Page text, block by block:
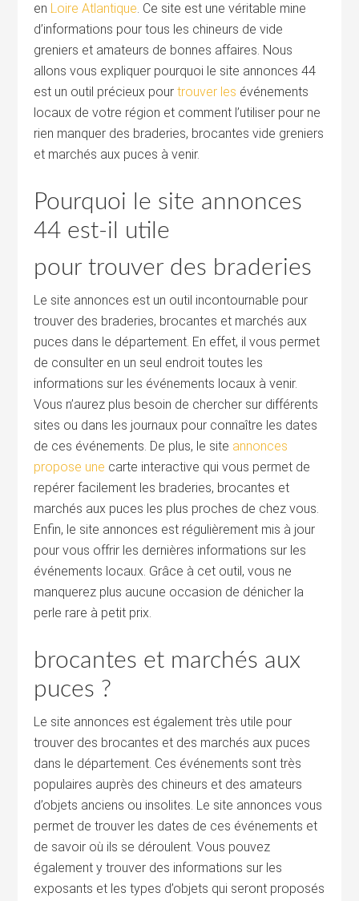
en Loire Atlantique. Ce site est une véritable mine
d’informations pour tous les chineurs de vide
greniers et amateurs de bonnes affaires. Nous
allons vous expliquer pourquoi le site annonces 44
est un outil précieux pourtrouver les événements
locaux de votre région et comment l’utiliser pour ne
rien manquer des braderies, brocantes vide greniers
et marchés aux puces à venir.
Pourquoi le site annonces
44 est-il utile
pour trouver des braderies
Le site annonces est un outil incontournable pour
trouver des braderies, brocantes et marchés aux
puces dans le département. En effet, il vous permet
de consulter en un seul endroit toutes les
informations sur les événements locaux à venir.
Vous n’aurez plus besoin de chercher sur différents
sites ou dans les journaux pour connaître les dates
de ces événements. De plus, le site annonces
propose une carte interactive qui vous permet de
repérer facilement les braderies, brocantes et
marchés aux puces les plus proches de chez vous.
Enfin, le site annonces est régulièrement mis à jour
pour vous offrir les dernières informations sur les
événements locaux. Grâce à cet outil, vous ne
manquerez plus aucune occasion de dénicher la
perle rare à petit prix.
brocantes et marchés aux
puces ?
Le site annonces est également très utile pour
trouver des brocantes et des marchés aux puces
dans le département. Ces événements sont très
populaires auprès des chineurs et des amateurs
d’objets anciens ou insolites. Le site annonces vous
permet de trouver les dates de ces événements et
de savoir où ils se déroulent. Vous pouvez
également y trouver des informations sur les
exposants et les types d’objets qui seront proposés